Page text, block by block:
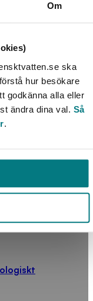
Om
ska
hur besökare
godkänna alla eller
ändra dina val. Så
.